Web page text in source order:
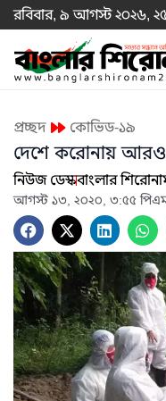
রবিবার, ৯ আগস্ট ২০২৬,
প্রচ্ছদ কোভিড-১৯
দেশে করোনায় আরও
নিউজ ডেস্কবাংলার
আগস্ট ১৩, ২০২০, ৩:৫৫